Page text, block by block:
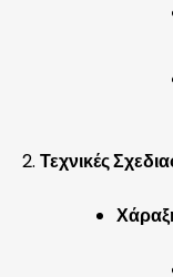
Τεχνικές